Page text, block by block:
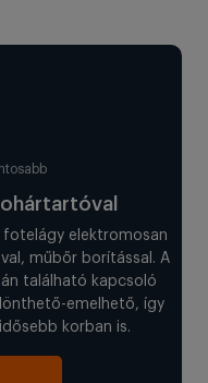
fotelágy elektromosan
műbőr borítással. A
található kapcsoló
emelhető, így
korban is.